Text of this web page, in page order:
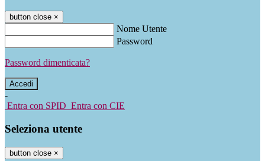
button close ×
Nome Utente
Password
Password dimenticata?
-
Entra con SPID Entra con CIE
Seleziona utente
button close ×